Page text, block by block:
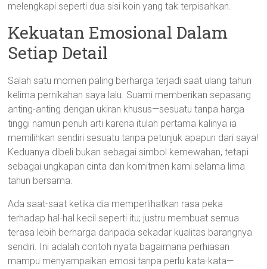
melengkapi seperti dua sisi koin yang tak terpisahkan.
Kekuatan Emosional Dalam
Setiap Detail
Salah satu momen paling berharga terjadi saat ulang tahun
kelima pernikahan saya lalu. Suami memberikan sepasang
anting-anting dengan ukiran khusus—sesuatu tanpa harga
tinggi namun penuh arti karena itulah pertama kalinya ia
memilihkan sendiri sesuatu tanpa petunjuk apapun dari saya!
Keduanya dibeli bukan sebagai simbol kemewahan, tetapi
sebagai ungkapan cinta dan komitmen kami selama lima
tahun bersama.
Ada saat-saat ketika dia memperlihatkan rasa peka
terhadap hal-hal kecil seperti itu; justru membuat semua
terasa lebih berharga daripada sekadar kualitas barangnya
sendiri. Ini adalah contoh nyata bagaimana perhiasan
mampu menyampaikan emosi tanpa perlu kata-kata—